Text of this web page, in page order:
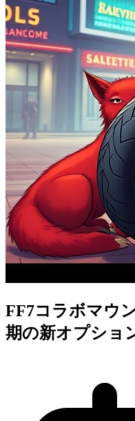
FF7コラボマウ
期の新オプショ